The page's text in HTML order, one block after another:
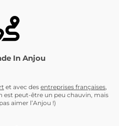
In Anjou
t et avec des entreprises françaises,
est peut-être un peu chauvin, mais
aimer l’Anjou !)